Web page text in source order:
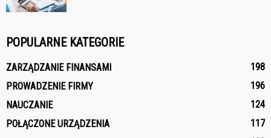
POPULARNE KATEGORIE
ZARZĄDZANIE FINANSAMI
198
PROWADZENIE FIRMY
196
NAUCZANIE
124
POŁĄCZONE URZĄDZENIA
117